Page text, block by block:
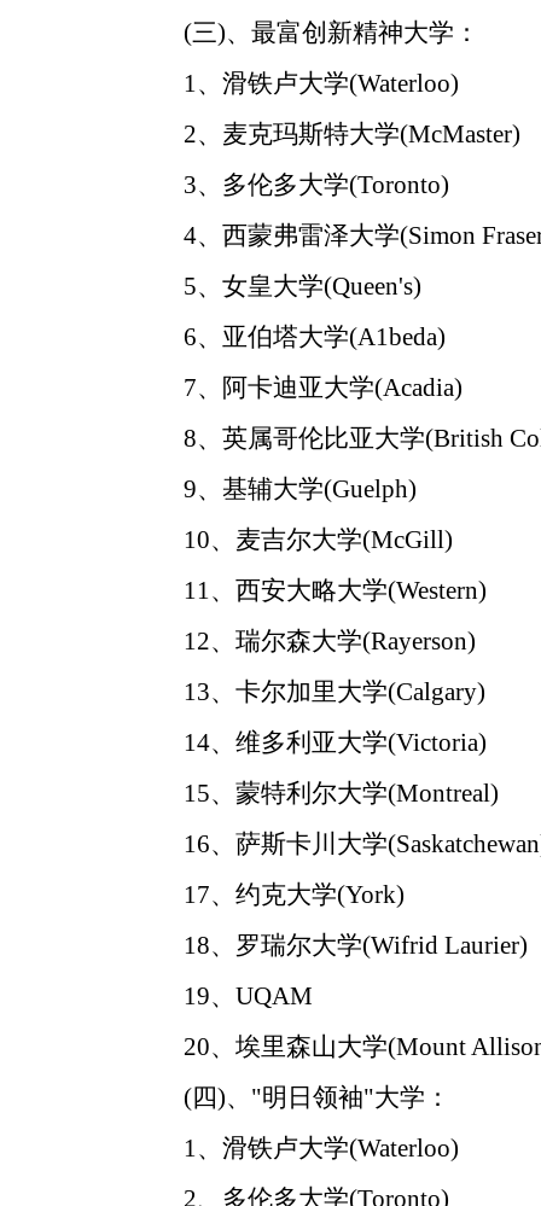
(三)、最富创新精神大学：
1、滑铁卢大学(Waterloo)
2、麦克玛斯特大学(McMaster)
3、多伦多大学(Toronto)
4、西蒙弗雷泽大学(Simon
5、女皇大学(Queen's)
6、亚伯塔大学(A1beda)
7、阿卡迪亚大学(Acadia)
8、英属哥伦比亚大学(British
9、基辅大学(Guelph)
10、麦吉尔大学(McGill)
11、西安大略大学(Western)
12、瑞尔森大学(Rayerson)
13、卡尔加里大学(Calgary)
14、维多利亚大学(Victoria)
15、蒙特利尔大学(Montreal)
16、萨斯卡川大学
17、约克大学(York)
18、罗瑞尔大学(Wifrid Laurier)
19、UQAM
20、埃里森山大学(Mount
(四)、"明日领袖"大学：
1、滑铁卢大学(Waterloo)
2、多伦多大学(Toronto)